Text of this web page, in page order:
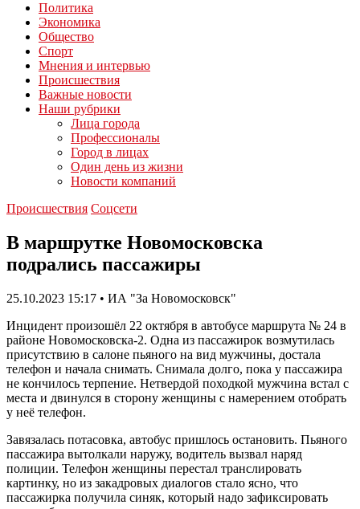
Политика
Экономика
Общество
Спорт
Мнения и интервью
Происшествия
Важные новости
Наши рубрики
Лица города
Профессионалы
Город в лицах
Один день из жизни
Новости компаний
Происшествия Соцсети
В маршрутке Новомосковска
подрались пассажиры
25.10.2023 15:17 • ИА "За Новомосковск"
Инцидент произошёл 22 октября в автобусе маршрута № 24 в
районе Новомосковска-2. Одна из пассажирок возмутилась
присутствию в салоне пьяного на вид мужчины, достала
телефон и начала снимать. Снимала долго, пока у пассажира
не кончилось терпение. Нетвердой походкой мужчина встал с
места и двинулся в сторону женщины с намерением отобрать
у неё телефон.
Завязалась потасовка, автобус пришлось остановить. Пьяного
пассажира вытолкали наружу, водитель вызвал наряд
полиции. Телефон женщины перестал транслировать
картинку, но из закадровых диалогов стало ясно, что
пассажирка получила синяк, который надо зафиксировать